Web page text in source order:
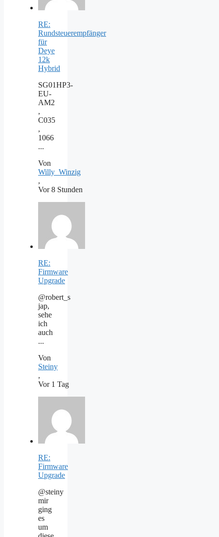
RE:
Rundsteuerempfänger
für
Deye
12k
Hybrid
SG01HP3-
EU-
AM2
,
C035
,
1066
...
Von
Willy_Winzig
,
Vor 8 Stunden
RE:
Firmware
Upgrade
@robert_s
jap,
sehe
ich
auch
...
Von
Steiny
,
Vor 1 Tag
RE:
Firmware
Upgrade
@steiny
mir
ging
es
um